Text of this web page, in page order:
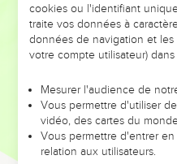
Mais Etienne, rempli du
le ciel et vit la gloire de Dieu
à la droite de Dieu. »
Ils poussèrent alors de
oreilles, se précipitèrent
58
cookies ou l'identifiant
traite vos données à
données de navigation et
votre compte utilisateur)
Mesurer l'audience de
Vous permettre d'utiliser
vidéo, des cartes du
Vous permettre d'entrer
relation aux utilisateurs.